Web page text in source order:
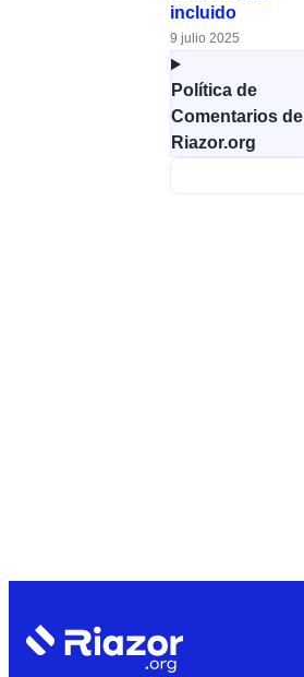
incluido
9 julio 2025
Política de
Comentarios de
Riazor.org